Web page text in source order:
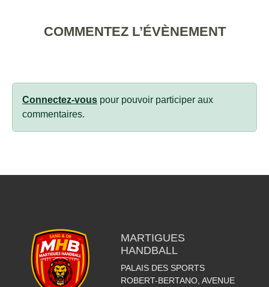
COMMENTEZ L’ÉVÈNEMENT
Connectez-vous pour pouvoir participer aux
commentaires.
MARTIGUES
HANDBALL
PALAIS DES SPORTS
ROBERT-BERTANO, AVENUE